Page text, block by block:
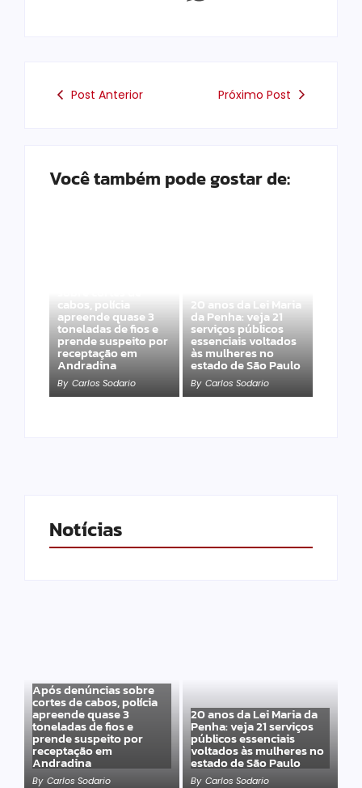
Post Anterior Próximo Post
Você também pode gostar de:
cabos, polícia
apreende quase 3
toneladas de fios e
prende suspeito por
receptação em
Andradina
By Carlos Sodario
20 anos da Lei Maria
da Penha: veja 21
serviços públicos
essenciais voltados
às mulheres no
estado de São Paulo
By Carlos Sodario
Notícias
Após denúncias sobre
cortes de cabos, polícia
apreende quase 3
toneladas de fios e
prende suspeito por
receptação em
Andradina
By Carlos Sodario
20 anos da Lei Maria da
Penha: veja 21 serviços
públicos essenciais
voltados às mulheres no
estado de São Paulo
By Carlos Sodario